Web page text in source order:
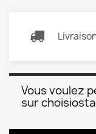
Vous voulez
sur